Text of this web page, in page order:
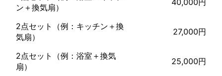
2024年　優良取引先店に表彰されました。
アピールポイント
★夫婦でお伺いします。
★女性の方、年配の一人暮らしの方も安心してご依頼下さい。
★親切、丁寧な対応を心掛けています。
★タバコは、吸いません。
★クレジットカード払い出来ます。
ン＋換気扇）
2点セット（例：キッチン＋換
気扇）
27,000円
2点セット（例：浴室＋換気
扇）
25,000円